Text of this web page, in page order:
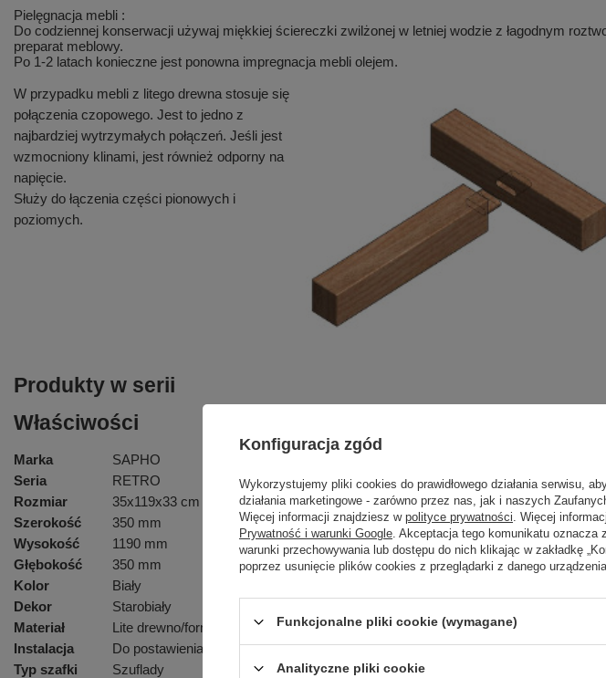
Pielęgnacja mebli :
Do codziennej konserwacji używaj miękkiej ściereczki zwilżonej w letniej wodzie z łagodnym
preparat meblowy.
Po 1-2 latach konieczne jest ponowna impregnacja mebli olejem.
W przypadku mebli z litego drewna stosuje się
połączenia czopowego. Jest to jedno z
najbardziej wytrzymałych połączeń. Jeśli jest
wzmocniony klinami, jest również odporny na
napięcie.
Służy do łączenia części pionowych i
poziomych.
Produkty w serii
Właściwości
Marka
SAPHO
Seria
RETRO
Rozmiar
35x119x33 cm
Szerokość
350 mm
Wysokość
1190 mm
Głębokość
350 mm
Kolor
Biały
Dekor
Starobiały
Materiał
Lite drewno/fornir
Instalacja
Do postawienia
Typ szafki
Szuflady
Konfiguracja zgód
Wykorzystujemy pliki cookies do prawidłowego działania serwisu,
działania marketingowe - zarówno przez nas, jak i naszych
Więcej informacji znajdziesz w polityce prywatności. Więcej
Prywatność i warunki Google. Akceptacja tego komunikatu oznacza
warunki przechowywania lub dostępu do nich klikając w zakładkę
poprzez usunięcie plików cookies z przeglądarki z danego
Funkcjonalne pliki cookie (wymagane)
Analityczne pliki cookie